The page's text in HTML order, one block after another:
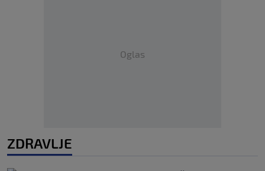
Oglas
ZDRAVLJE